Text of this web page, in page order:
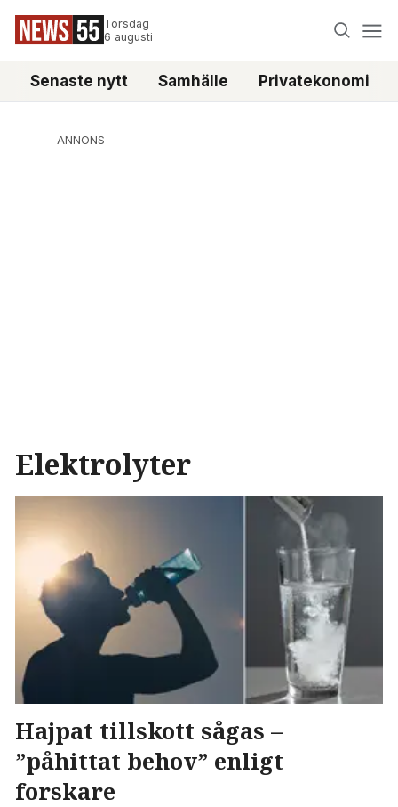
Torsdag
6 augusti
Senaste nytt Samhälle Privatekonomi
ANNONS
Elektrolyter
Hajpat tillskott sågas –
”påhittat behov” enligt
forskare